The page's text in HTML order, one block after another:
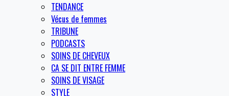
TENDANCE
Vécus de femmes
TRIBUNE
PODCASTS
SOINS DE CHEVEUX
CA SE DIT ENTRE FEMME
SOINS DE VISAGE
STYLE